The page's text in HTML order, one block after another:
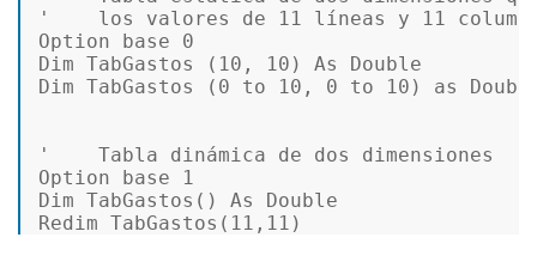
'    los valores de 11 líneas y 11
Option base 0
Dim TabGastos ( 10 , 10 ) As
Double
Dim TabGastos ( 0 to 10 , 0 to 10 ) as
'    Tabla dinámica de dos dimensiones
Option base
1
Dim TabGastos() As
Double
Redim TabGastos( 11 , 11 )